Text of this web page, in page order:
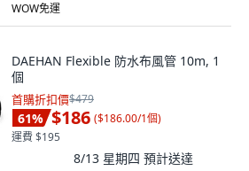
WOW免運
DAEHAN Flexible 防水布風管 10m, 1
個
首購折扣價$479
61% $186 ($186.00/1個)
運費 $195
8/13 星期四 預計送達